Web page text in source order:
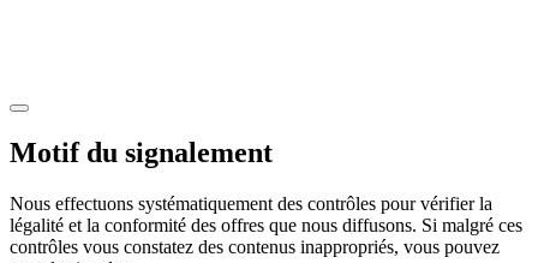
Motif du signalement
Nous effectuons systématiquement des contrôles pour vérifier la
légalité et la conformité des offres que nous diffusons. Si malgré ces
contrôles vous constatez des contenus inappropriés, vous pouvez